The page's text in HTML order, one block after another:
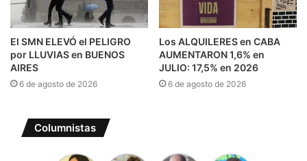
El SMN ELEVÓ el PELIGRO
por LLUVIAS en BUENOS
AIRES
6 de agosto de 2026
Los ALQUILERES en CABA
AUMENTARON 1,6% en
JULIO: 17,5% en 2026
6 de agosto de 2026
Columnistas